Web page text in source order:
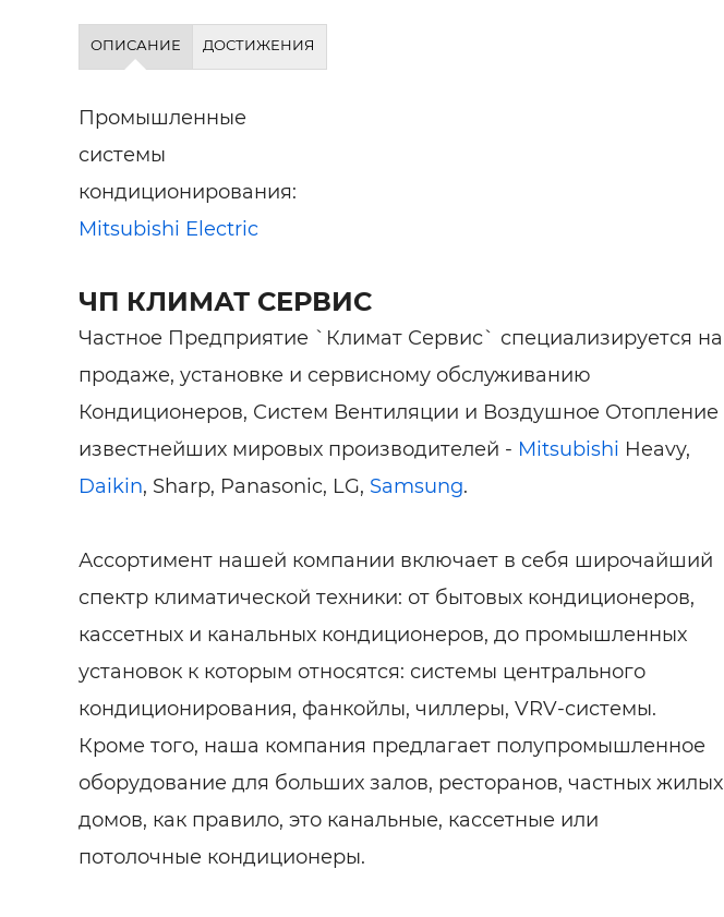
ОПИСАНИЕ ДОСТИЖЕНИЯ
Промышленные
системы
кондиционирования:
Mitsubishi Electric
ЧП КЛИМАТ СЕРВИС
Частное Предприятие `Климат Сервис` специализируется на
продаже, установке и сервисному обслуживанию
Кондиционеров, Систем Вентиляции и Воздушное Отопление
известнейших мировых производителей - Mitsubishi Heavy,
Daikin, Sharp, Panasonic, LG, Samsung.
Ассортимент нашей компании включает в себя широчайший
спектр климатической техники: от бытовых кондиционеров,
кассетных и канальных кондиционеров, до промышленных
установок к которым относятся: системы центрального
кондиционирования, фанкойлы, чиллеры, VRV-системы.
Кроме того, наша компания предлагает полупромышленное
оборудование для больших залов, ресторанов, частных жилых
домов, как правило, это канальные, кассетные или
потолочные кондиционеры.